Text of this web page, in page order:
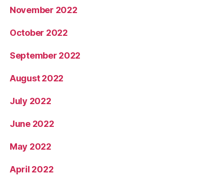
November 2022
October 2022
September 2022
August 2022
July 2022
June 2022
May 2022
April 2022